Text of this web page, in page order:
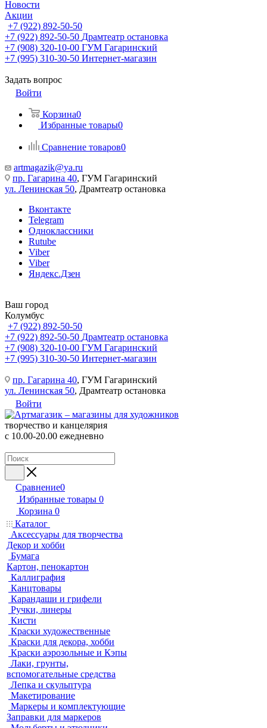
Новости
Акции
+7 (922) 892-50-50
+7 (922) 892-50-50 Драмтеатр остановка
+7 (908) 320-10-00 ГУМ Гагаринский
+7 (995) 310-30-50 Интернет-магазин
Задать вопрос
Войти
Корзина0
Избранные товары0
Сравнение товаров0
artmagazik@ya.ru
пр. Гагарина 40, ГУМ Гагаринский
ул. Ленинская 50, Драмтеатр остановка
Вконтакте
Telegram
Одноклассники
Rutube
Viber
Viber
Яндекс.Дзен
Ваш город
Колумбус
+7 (922) 892-50-50
+7 (922) 892-50-50 Драмтеатр остановка
+7 (908) 320-10-00 ГУМ Гагаринский
+7 (995) 310-30-50 Интернет-магазин
пр. Гагарина 40, ГУМ Гагаринский
ул. Ленинская 50, Драмтеатр остановка
Войти
творчество и канцелярия
с 10.00-20.00 ежедневно
Сравнение0
Избранные товары 0
Корзина 0
Каталог
Аксессуары для творчества
Декор и хобби
Бумага
Картон, пенокартон
Каллиграфия
Канцтовары
Карандаши и грифели
Ручки, линеры
Кисти
Краски художественные
Краски для декора, хобби
Краски аэрозольные и Кэпы
Лаки, грунты,
вспомогательные средства
Лепка и скульптура
Макетирование
Маркеры и комплектующие
Заправки для маркеров